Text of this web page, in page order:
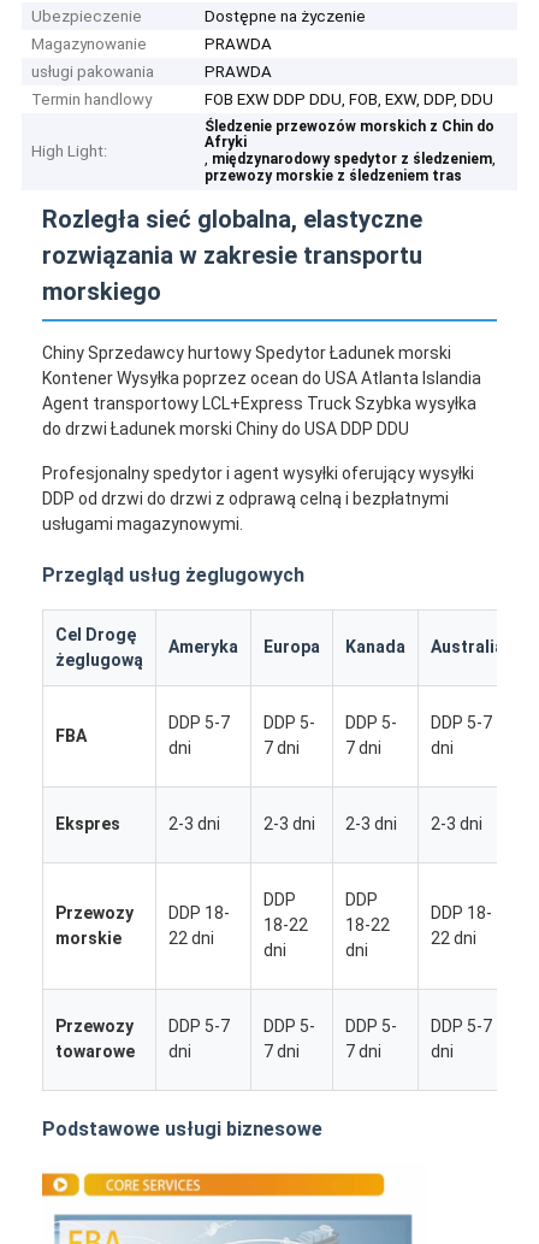
Dom
Produkty
O nas
Ubezpieczenie
Dostępne na życzenie
Magazynowanie
PRAWDA
usługi pakowania
PRAWDA
Termin handlowy
FOB EXW DDP DDU, FOB, EXW, DDP, DDU
High Light:
Śledzenie przewozów morskich z Chin do
Afryki
, międzynarodowy spedytor z śledzeniem,
przewozy morskie z śledzeniem tras
Rozległa sieć globalna, elastyczne
rozwiązania w zakresie transportu
morskiego
Chiny Sprzedawcy hurtowy Spedytor Ładunek morski
Kontener Wysyłka poprzez ocean do USA Atlanta Islandia
Agent transportowy LCL+Express Truck Szybka wysyłka
do drzwi Ładunek morski Chiny do USA DDP DDU
Profesjonalny spedytor i agent wysyłki oferujący wysyłki
DDP od drzwi do drzwi z odprawą celną i bezpłatnymi
usługami magazynowymi.
Przegląd usług żeglugowych
Cel Drogę
żeglugową
Ameryka Europa Kanada Australia
FBA
DDP 5-7
dni
DDP 5-
7 dni
DDP 5-
7 dni
DDP 5-7
dni
Ekspres 2-3 dni 2-3 dni 2-3 dni 2-3 dni
Przewozy
morskie
DDP 18-
22 dni
DDP
18-22
dni
DDP
18-22
dni
DDP 18-
22 dni
Przewozy
towarowe
DDP 5-7
dni
DDP 5-
7 dni
DDP 5-
7 dni
DDP 5-7
dni
Podstawowe usługi biznesowe